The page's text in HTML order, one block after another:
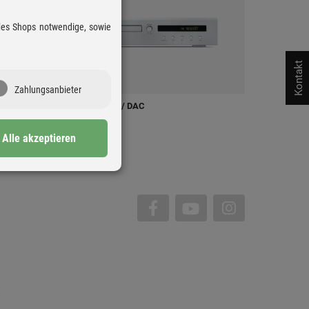
CAYIN CS-55CD / DAC
Kontakt
Shops notwendige, sowie
Zahlungsanbieter
Alle akzeptieren